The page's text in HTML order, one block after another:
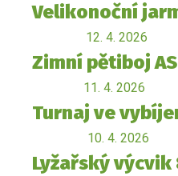
Velikonoční
12. 4. 2026
Zimní pětiboj
11. 4. 2026
Turnaj ve
10. 4. 2026
Lyžařský výcvik